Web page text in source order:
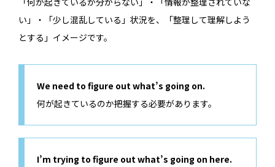
い」・「少し混乱している」状況を、「整理して理解しよう
とする」イメージです。
We need to figure out what’s going on.
何が起きているのか把握する必要があります。
I’m trying to figure out what’s going on here.